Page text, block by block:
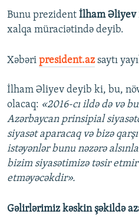
Bunu prezident İlham Əliyev
xalqa müraciətində deyib.
Xəbəri president.azsaytı
İlham Əliyev deyib ki, bu,
olacaq: «2016-cı ildə də və
Azərbaycan prinsipial
siyasət aparacaq və bizə
istəyənlər bunu nəzərə
bizim siyasətimizə təsir
etməyəcəkdir».
Gəlirlərimiz kəskin şəkildə